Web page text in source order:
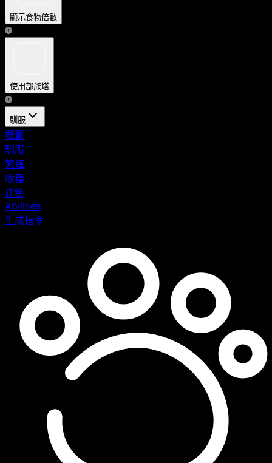
顯示食物倍數
使用部族塔
馴服
概覽
馴服
繁殖
收穫
建築
Abilities
生成指令